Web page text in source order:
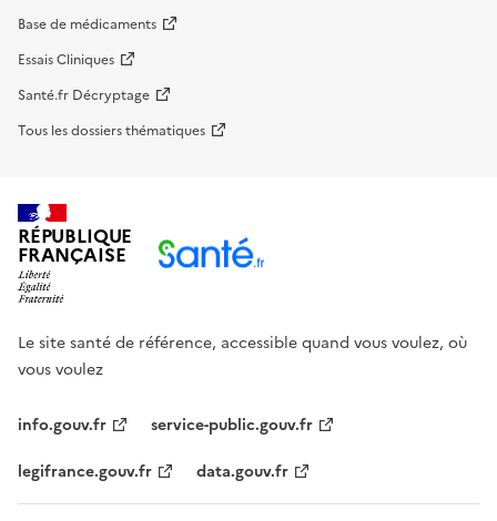
Base de médicaments
Essais Cliniques
Santé.fr Décryptage
Tous les dossiers thématiques
RÉPUBLIQUE
FRANÇAISE
Le site santé de référence, accessible quand vous voulez, où
vous voulez
info.gouv.fr
service-public.gouv.fr
legifrance.gouv.fr
data.gouv.fr